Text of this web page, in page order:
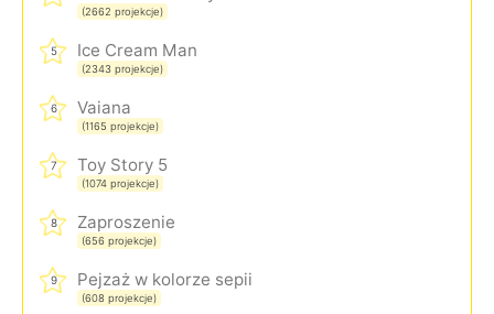
(2662 projekcje)
5 Ice Cream Man
(2343 projekcje)
6 Vaiana
(1165 projekcje)
7 Toy Story 5
(1074 projekcje)
8 Zaproszenie
(656 projekcje)
9 Pejzaż w kolorze sepii
(608 projekcje)